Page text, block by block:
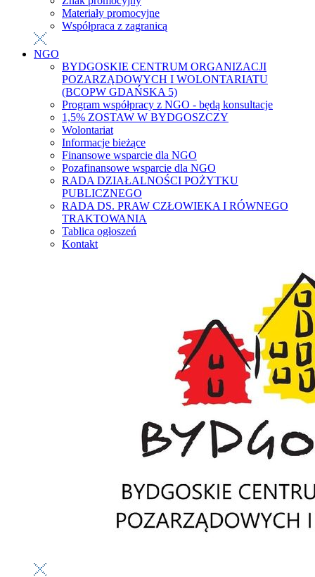
Materiały promocyjne
Współpraca z zagranicą
NGO
BYDGOSKIE CENTRUM ORGANIZACJI
POZARZĄDOWYCH I WOLONTARIATU
(BCOPW GDAŃSKA 5)
Program współpracy z NGO - będą konsultacje
1,5% ZOSTAW W BYDGOSZCZY
Wolontariat
Informacje bieżące
Finansowe wsparcie dla NGO
Pozafinansowe wsparcie dla NGO
RADA DZIAŁALNOŚCI POŻYTKU
PUBLICZNEGO
RADA DS. PRAW CZŁOWIEKA I RÓWNEGO
TRAKTOWANIA
Tablica ogłoszeń
Kontakt